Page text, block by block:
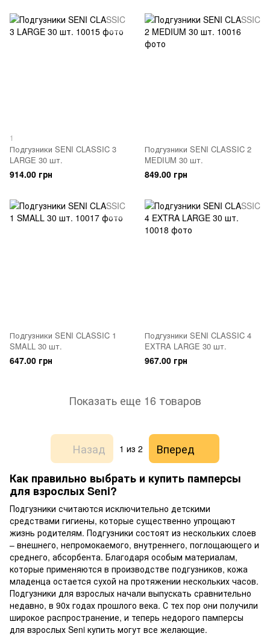
1
Подгузники SENI CLASSIC 3
LARGE 30 шт.
914.00 грн
Подгузники SENI CLASSIC 2
MEDIUM 30 шт.
849.00 грн
Подгузники SENI CLASSIC 1
SMALL 30 шт.
647.00 грн
Подгузники SENI CLASSIC 4
EXTRA LARGE 30 шт.
967.00 грн
Показать еще 16 товаров
Назад 1 из 2
Вперед
Как правильно выбрать и купить памперсы
для взрослых Seni?
Подгузники считаются исключительно детскими
средствами гигиены, которые существенно упрощают
жизнь родителям. Подгузники состоят из нескольких слоев
– внешнего, непромокаемого, внутреннего, поглощающего и
среднего, абсорбента. Благодаря особым материалам,
которые применяются в производстве подгузников, кожа
младенца остается сухой на протяжении нескольких часов.
Подгузники для взрослых начали выпускать сравнительно
недавно, в 90х годах прошлого века. С тех пор они получили
широкое распространение, и теперь недорого памперсы
для взрослых Seni купить могут все желающие.